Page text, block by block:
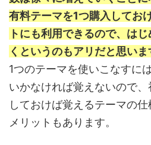
有料テーマを1つ購入してお
トにも利用できるので、は
くというのもアリだと思いま
1つのテーマを使いこなすに
いかなければ覚えないので
しておけば覚えるテーマの
メリットもあります。